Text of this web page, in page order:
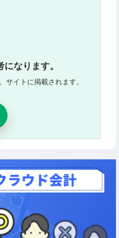
なります。
サイトに掲載されます。